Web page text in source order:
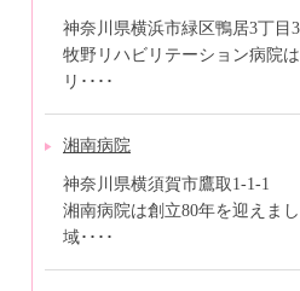
神奈川県横浜市緑区鴨居3丁目
牧野リハビリテーション病院
リ････
湘南病院
神奈川県横須賀市鷹取1-1-1
湘南病院は創立80年を迎えま
域････